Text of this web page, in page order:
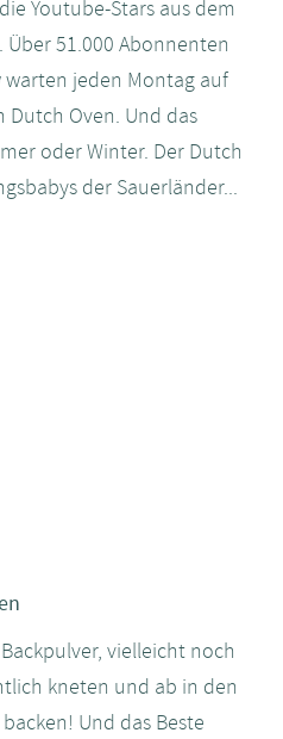
Youtube-Stars aus dem
Über 51.000 Abonnenten
warten jeden Montag auf
Dutch Oven. Und das
oder Winter. Der Dutch
der Sauerländer...
vielleicht noch
kneten und ab in den
Und das Beste